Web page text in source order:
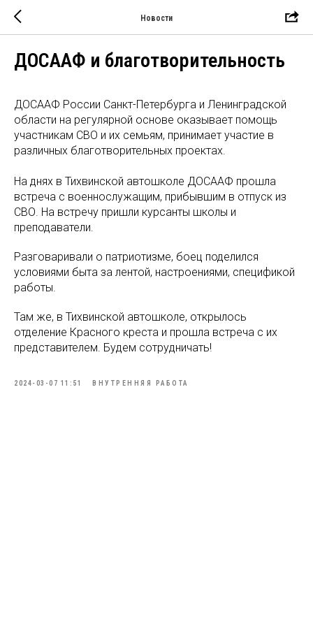
Новости
ДОСААФ и благотворительность
ДОСААФ России Санкт-Петербурга и Ленинградской
области на регулярной основе оказывает помощь
участникам СВО и их семьям, принимает участие в
различных благотворительных проектах.
На днях в Тихвинской автошколе ДОСААФ прошла
встреча с военнослужащим, прибывшим в отпуск из
СВО. На встречу пришли курсанты школы и
преподаватели.
Разговаривали о патриотизме, боец поделился
условиями быта за лентой, настроениями, спецификой
работы.
Там же, в Тихвинской автошколе, открылось
отделение Красного креста и прошла встреча с их
представителем. Будем сотрудничать!
2024-03-07 11:51 ВНУТРЕННЯЯ РАБОТА